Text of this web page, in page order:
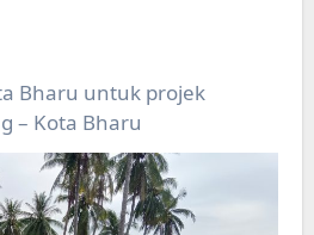
– Kota Bharu